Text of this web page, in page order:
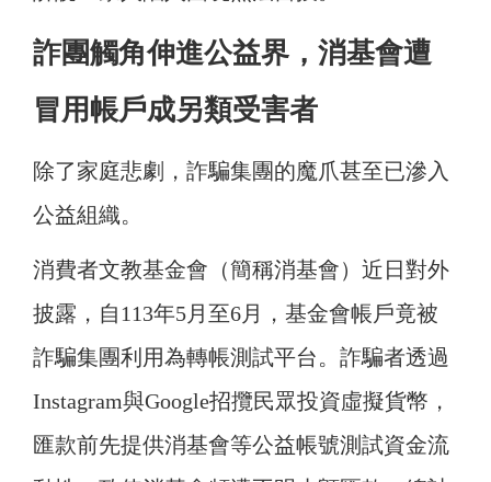
詐團觸角伸進公益界，消基會遭
冒用帳戶成另類受害者
除了家庭悲劇，詐騙集團的魔爪甚至已滲入
公益組織。
消費者文教基金會（簡稱消基會）近日對外
披露，自113年5月至6月，基金會帳戶竟被
詐騙集團利用為轉帳測試平台。詐騙者透過
Instagram與Google招攬民眾投資虛擬貨幣，
匯款前先提供消基會等公益帳號測試資金流